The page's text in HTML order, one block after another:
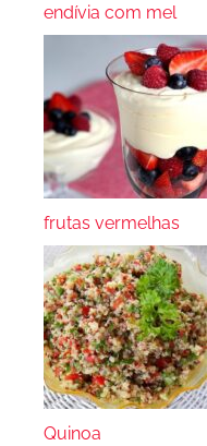
endívia com mel
frutas vermelhas
Quinoa